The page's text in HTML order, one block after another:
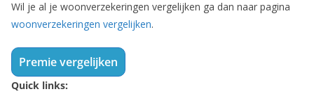
Wil je al je woonverzekeringen vergelijken ga dan naar pagina
woonverzekeringen vergelijken.
Premie vergelijken
Quick links: